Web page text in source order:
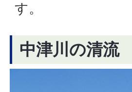
す。
中津川の清流